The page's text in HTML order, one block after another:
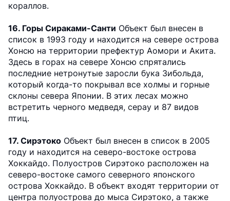
кораллов.
16. Горы Сираками-Санти Объект был внесен в
список в 1993 году и находится на севере острова
Хонсю на территории префектур Аомори и Акита.
Здесь в горах на севере Хонсю спрятались
последние нетронутые заросли бука Зибольда,
который когда-то покрывал все холмы и горные
склоны севера Японии. В этих лесах можно
встретить черного медведя, серау и 87 видов
птиц.
17. Сирэтоко Объект был внесен в список в 2005
году и находится на северо-востоке острова
Хоккайдо. Полуостров Сирэтоко расположен на
северо-востоке самого северного японского
острова Хоккайдо. В объект входят территории от
центра полуострова до мыса Сирэтоко, а также